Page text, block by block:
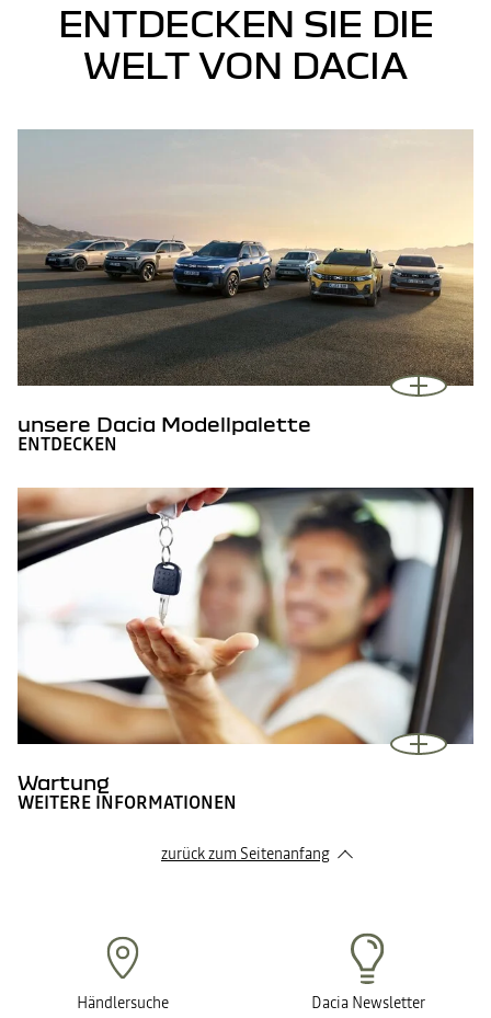
ENTDECKEN SIE DIE
WELT VON DACIA
unsere Dacia Modellpalette
ENTDECKEN
Wartung
WEITERE INFORMATIONEN
zurück zum Seitenanfang
Händlersuche Dacia Newsletter